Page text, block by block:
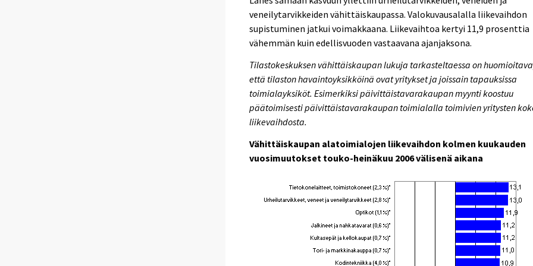
veneilytarvikkeiden vähittäiskaupassa. Valokuvausalalla liikevaihdon
supistuminen jatkui voimakkaana. Liikevaihtoa kertyi 11,9 prosenttia
vähemmän kuin edellisvuoden vastaavana ajanjaksona.
Tilastokeskuksen vähittäiskaupan lukuja tarkasteltaessa on
että tilaston havaintoyksikköinä ovat yritykset ja joissain tapauksissa
toimialayksiköt. Esimerkiksi päivittäistavarakaupan myynti koostuu
päätoimisesti päivittäistavarakaupan toimialalla toimivien yritysten
liikevaihdosta.
Vähittäiskaupan alatoimialojen liikevaihdon kolmen kuukauden
vuosimuutokset touko-heinäkuu 2006 välisenä aikana